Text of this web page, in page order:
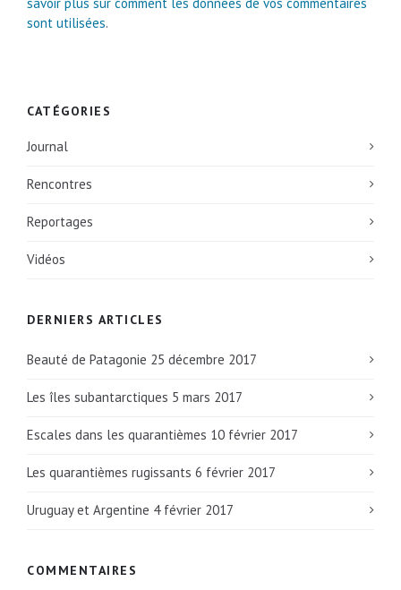
sont utilisées.
CATÉGORIES
Journal
Rencontres
Reportages
Vidéos
DERNIERS ARTICLES
Beauté de Patagonie 25 décembre 2017
Les îles subantarctiques 5 mars 2017
Escales dans les quarantièmes 10 février 2017
Les quarantièmes rugissants 6 février 2017
Uruguay et Argentine 4 février 2017
COMMENTAIRES